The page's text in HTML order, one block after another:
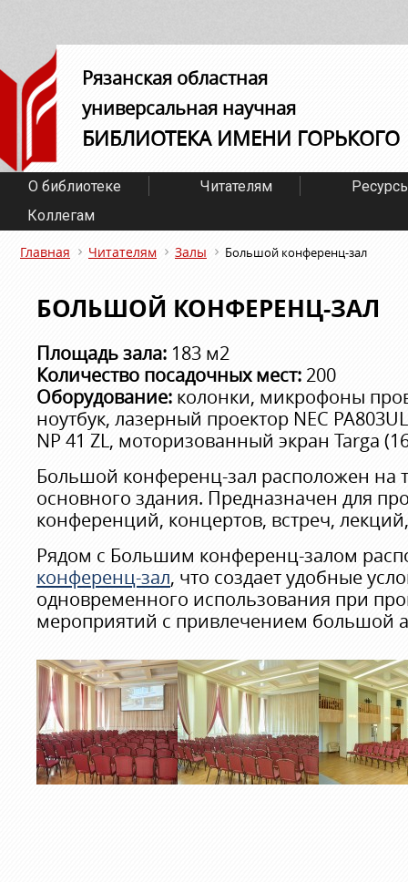
Рязанская областная
универсальная научная
БИБЛИОТЕКА ИМЕНИ ГОРЬКОГО
О библиотеке Читателям
Коллегам
Главная Читателям Залы Большой конференц-зал
БОЛЬШОЙ КОНФЕРЕНЦ-ЗАЛ
Площадь зала: 183 м2
Количество посадочных мест: 200
Оборудование: колонки, микрофоны
ноутбук, лазерный проектор NEC
NP 41 ZL, моторизованный экран Targa
Большой конференц-зал расположен на
основного здания. Предназначен для
конференций, концертов, встреч,
Рядом с Большим конференц-залом
конференц-зал, что создает удобные
одновременного использования при
мероприятий с привлечением большой